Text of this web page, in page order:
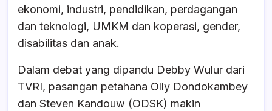
ekonomi, industri, pendidikan, perdagangan
dan teknologi, UMKM dan koperasi, gender,
disabilitas dan anak.
Dalam debat yang dipandu Debby Wulur dari
TVRI, pasangan petahana Olly Dondokambey
dan Steven Kandouw (ODSK) makin